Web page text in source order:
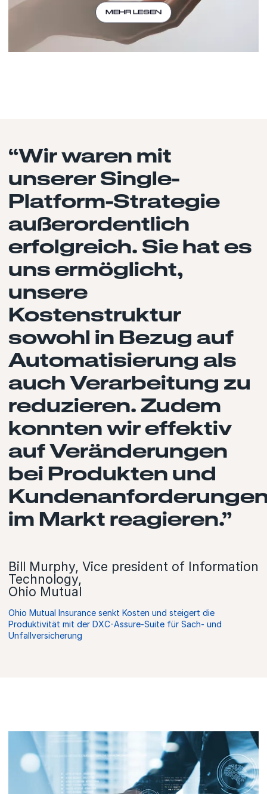
MEHR LESEN
“Wir waren mit
unserer Single-
Platform-Strategie
außerordentlich
erfolgreich. Sie hat es
uns ermöglicht,
unsere
Kostenstruktur
sowohl in Bezug auf
Automatisierung als
auch Verarbeitung zu
reduzieren. Zudem
konnten wir effektiv
auf Veränderungen
bei Produkten und
im Markt reagieren.”
Bill Murphy, Vice president of Information
Technology,
Ohio Mutual
Ohio Mutual Insurance senkt Kosten und steigert die
Produktivität mit der DXC-Assure-Suite für Sach- und
Unfallversicherung